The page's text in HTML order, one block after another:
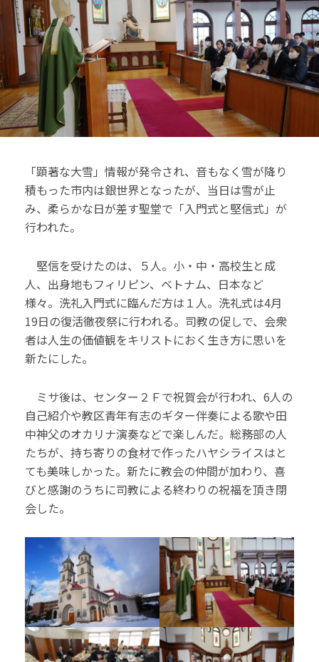
「顕著な大雪」情報が発令され、音もなく雪が降り
積もった市内は銀世界となったが、当日は雪が止
み、柔らかな日が差す聖堂で「入門式と堅信式」が
行われた。
堅信を受けたのは、５人。小・中・高校生と成
人、出身地もフィリピン、ベトナム、日本など
様々。洗礼入門式に臨んだ方は１人。洗礼式は4月
19日の復活徹夜祭に行われる。司教の促しで、会衆
者は人生の価値観をキリストにおく生き方に思いを
新たにした。
ミサ後は、センター２Ｆで祝賀会が行われ、6人の
自己紹介や教区青年有志のギター伴奏による歌や田
中神父のオカリナ演奏などで楽しんだ。総務部の人
たちが、持ち寄りの食材で作ったハヤシライスはと
ても美味しかった。新たに教会の仲間が加わり、喜
びと感謝のうちに司教による終わりの祝福を頂き閉
会した。